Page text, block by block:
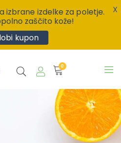
0
izbrane izdelke za poletje.
zaščito kože!
kupon
X